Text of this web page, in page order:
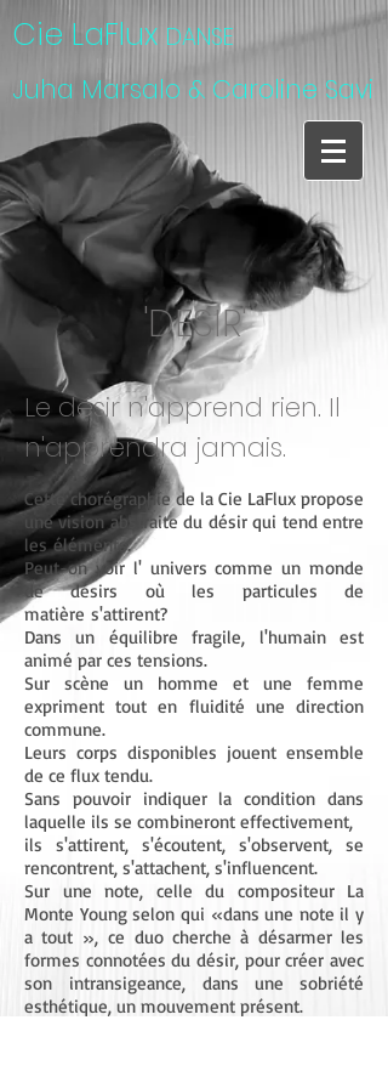
Cie LaFlux DANSE
Juha Marsalo & Caroline Savi
'DESIR'
Le désir n'apprend rien. Il
n'apprendra jamais.
Cette chorégraphie de la Cie LaFlux propose
une vision abstraite du désir qui tend entre
leséléments.
Peut-on voir l' univers comme un monde
de désirs où les particules de
matière s'attirent?
Dans un équilibre fragile, l'humain est
animé par ces tensions.
Sur scène un homme et une femme
expriment tout en fluidité une direction
commune.
Leurs corps disponibles jouent ensemble
de ce flux tendu.
Sans pouvoir indiquer la condition dans
laquelle ils se combineront effectivement,
ils s'attirent, s'écoutent, s'observent, se
rencontrent, s'attachent, s'influencent.
Sur une note, celle du compositeur La
Monte Young selon qui «dans une note il y
a tout »,ce duo cherche à désarmer les
formes connotées du désir, pour créer avec
son intransigeance, dans une sobriété
esthétique, un mouvement présent.